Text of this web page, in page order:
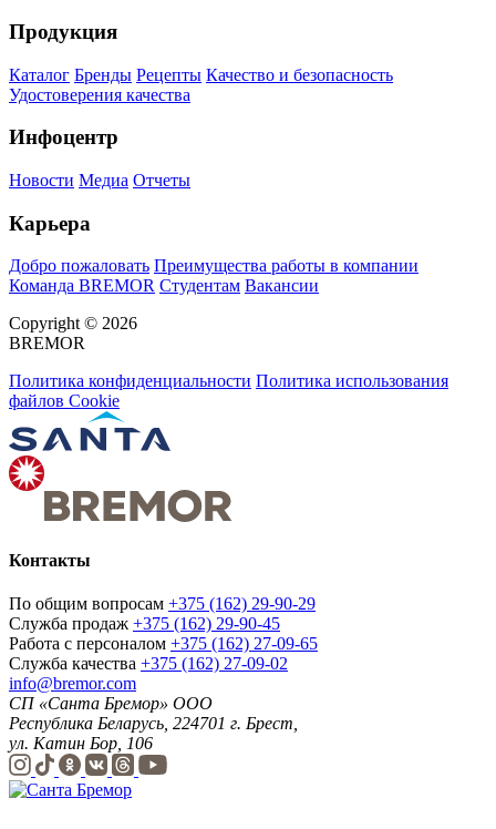
Продукция
Каталог Бренды Рецепты Качество и безопасность
Удостоверения качества
Инфоцентр
Новости Медиа Отчеты
Карьера
Добро пожаловать Преимущества работы в компании
Команда BREMOR Студентам Вакансии
Copyright © 2026
BREMOR
Политика конфиденциальности Политика использования
файлов Cookie
Контакты
По общим вопросам +375 (162) 29-90-29
Служба продаж +375 (162) 29-90-45
Работа с персоналом +375 (162) 27-09-65
Служба качества +375 (162) 27-09-02
info@bremor.com
СП «Санта Бремор» ООО
Республика Беларусь, 224701 г. Брест,
ул. Катин Бор, 106